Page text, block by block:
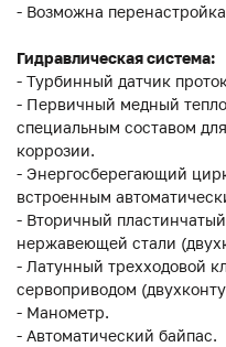
- Возможна
Гидравлическая система:
- Турбинный датчик
- Первичный медный
специальным составом
коррозии.
- Энергосберегающий
встроенным
- Вторичный
нержавеющей стали
- Латунный трехходовой
сервоприводом
- Манометр.
- Автоматический байпас.